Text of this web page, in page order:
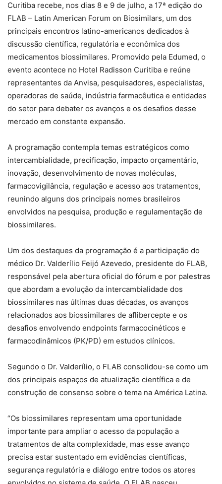
Curitiba recebe, nos dias 8 e 9 de julho, a 17ª edição do
FLAB – Latin American Forum on Biosimilars, um dos
principais encontros latino-americanos dedicados à
discussão científica, regulatória e econômica dos
medicamentos biossimilares. Promovido pela Edumed, o
evento acontece no Hotel Radisson Curitiba e reúne
representantes da Anvisa, pesquisadores, especialistas,
operadoras de saúde, indústria farmacêutica e entidades
do setor para debater os avanços e os desafios desse
mercado em constante expansão.
A programação contempla temas estratégicos como
intercambialidade, precificação, impacto orçamentário,
inovação, desenvolvimento de novas moléculas,
farmacovigilância, regulação e acesso aos tratamentos,
reunindo alguns dos principais nomes brasileiros
envolvidos na pesquisa, produção e regulamentação de
biossimilares.
Um dos destaques da programação é a participação do
médico Dr. Valderílio Feijó Azevedo, presidente do FLAB,
responsável pela abertura oficial do fórum e por palestras
que abordam a evolução da intercambialidade dos
biossimilares nas últimas duas décadas, os avanços
relacionados aos biossimilares de aflibercepte e os
desafios envolvendo endpoints farmacocinéticos e
farmacodinâmicos (PK/PD) em estudos clínicos.
Segundo o Dr. Valderílio, o FLAB consolidou-se como um
dos principais espaços de atualização científica e de
construção de consenso sobre o tema na América Latina.
“Os biossimilares representam uma oportunidade
importante para ampliar o acesso da população a
tratamentos de alta complexidade, mas esse avanço
precisa estar sustentado em evidências científicas,
segurança regulatória e diálogo entre todos os atores